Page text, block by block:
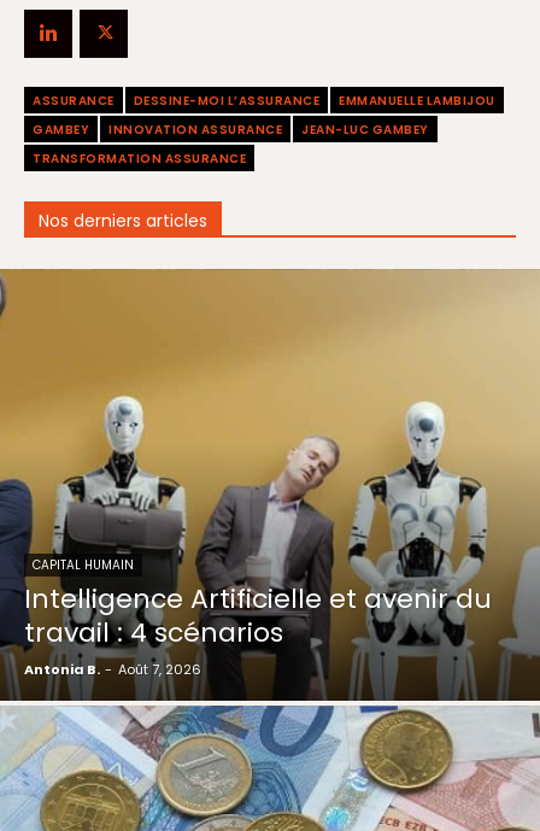
ASSURANCE DESSINE-MOI L’ASSURANCE
EMMANUELLE LAMBIJOU
GAMBEY
INNOVATION ASSURANCE
JEAN-LUC GAMBEY
TRANSFORMATION ASSURANCE
Nos derniers articles
CAPITAL HUMAIN
Intelligence Artificielle et avenir du
travail : 4 scénarios
Antonia B. - Août 7, 2026